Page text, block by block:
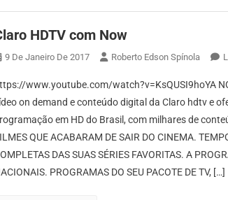
HDTV com Now
9 De Janeiro De 2017 Roberto Edson Spínola
www.youtube.com/watch?v=KsQUSI9hoYA
on demand e conteúdo digital da Claro hdtv e
em HD do Brasil, com milhares de
QUE ACABARAM DE SAIR DO CINEMA.
DAS SUAS SÉRIES FAVORITAS. A
PROGRAMAS DO SEU PACOTE DE TV, […]